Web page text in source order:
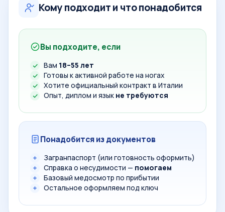
Кому подходит и что понадобится
Вы подходите, если
Вам 18–55 лет
Готовы к активной работе на ногах
Хотите официальный контракт в Италии
Опыт, диплом и язык не требуются
Понадобится из документов
Загранпаспорт (или готовность оформить)
Справка о несудимости — помогаем
Базовый медосмотр по прибытии
Остальное оформляем под ключ